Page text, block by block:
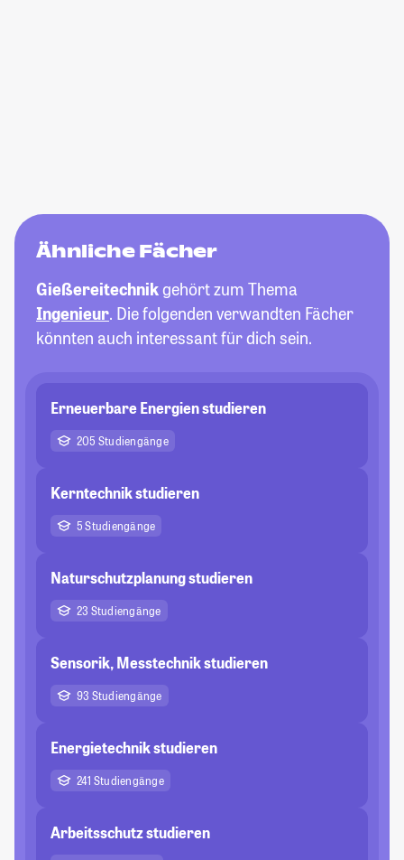
Ähnliche Fächer
Gießereitechnikgehört zum Thema
Ingenieur. Die folgenden verwandten Fächer
könnten auch interessant für dich sein.
Erneuerbare Energien studieren
205 Studiengänge
Kerntechnik studieren
5 Studiengänge
Naturschutzplanung studieren
23 Studiengänge
Sensorik, Messtechnik studieren
93 Studiengänge
Energietechnik studieren
241 Studiengänge
Arbeitsschutz studieren